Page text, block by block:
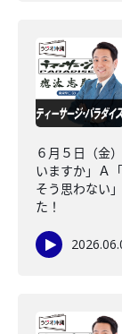
６月５日（金
いますか」Ａ
そう思わない
た！